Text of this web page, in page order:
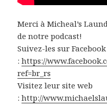
Merci à Micheal’s
de notre podcast!
Suivez-les sur Facebook
:https://
ref=br_rs
Visitez leur site web
:http://